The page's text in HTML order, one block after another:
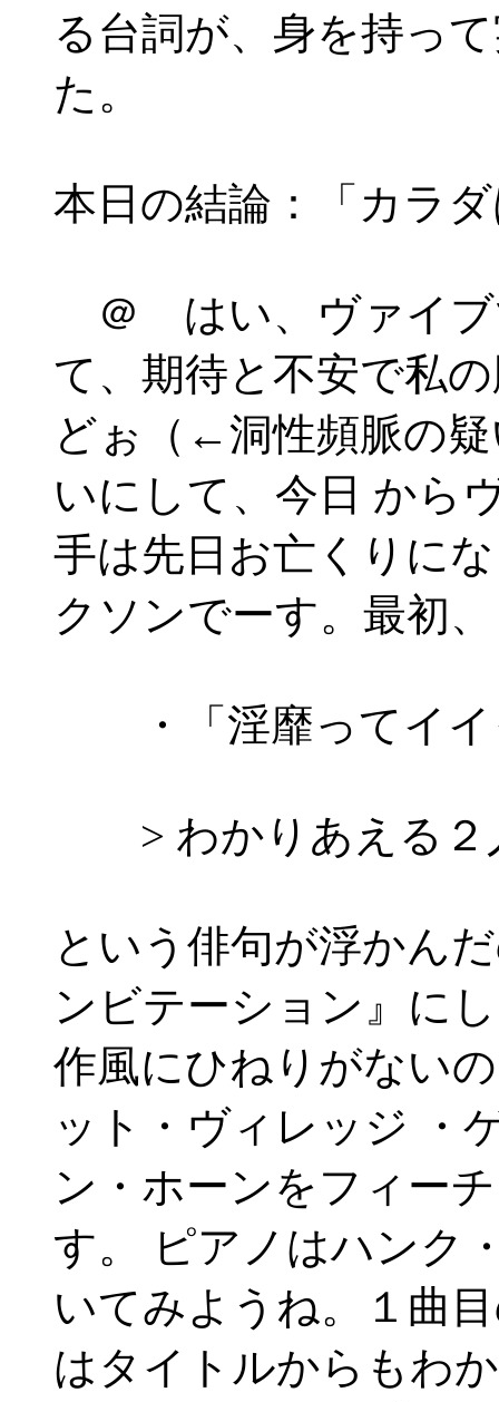
る台詞が、身を持っ
た。
本日の結論：「カラ
＠ はい、ヴァイブ
て、期待と不安で私
どぉ（←洞性頻脈の
いにして、今日 から
手は先日お亡くりに
クソンでーす。最初、
・「淫靡ってイイ
> わかりあえる２
という俳句が浮かん
ンビテーション』に
作風にひねりがない
ット・ヴィレッジ ・
ン・ホーンをフィー
す。 ピアノはハンク
いてみようね。１曲
はタイトルからもわ